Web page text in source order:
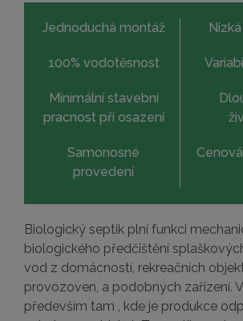
Jednoduchá montáž
100% vodotěsnost
Minimální stavební
pracnost při osazení
Samonosné
provedení
Biologický septik plní funkci
biologického předčištění
vod z domácností, rekreačních
provozoven, a podobných zařízení.
především tam , kde je produkce